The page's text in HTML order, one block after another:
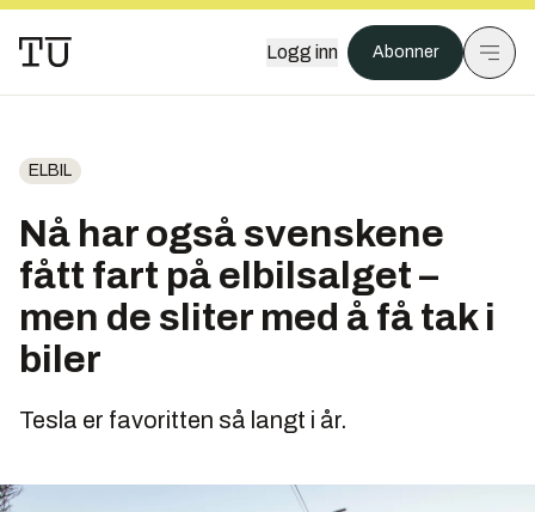
Logg inn Abonner
ELBIL
Nå har også svenskene
fått fart på elbilsalget –
men de sliter med å få tak i
biler
Tesla er favoritten så langt i år.